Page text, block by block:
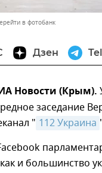
в фотобанк
Дзен
Новости (Крым).
заседание
" 112 Украина
и большинство